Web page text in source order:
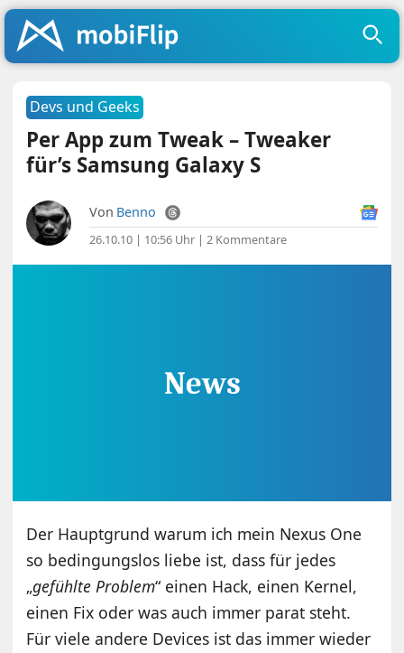
Devs und Geeks
Per App zum Tweak – Tweaker
für’s Samsung Galaxy S
Von Benno
26.10.10 | 10:56 Uhr |2 Kommentare
Der Hauptgrund warum ich mein Nexus One
so bedingungslos liebe ist, dass für jedes
„gefühlte Problem“ einen Hack, einen Kernel,
einen Fix oder was auch immer parat steht.
Für viele andere Devices ist das immer wieder